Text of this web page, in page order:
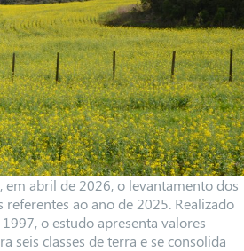
em abril de 2026, o levantamento dos
referentes ao ano de 2025. Realizado
o estudo apresenta valores
seis classes de terra e se consolida